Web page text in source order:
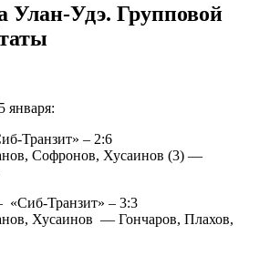
Улан-Удэ. Групповой
января:
Транзит» – 2:6
Софронов, Хусаинов (3) —
Транзит» – 3:3
Хусаинов — Гончаров, Плахов,